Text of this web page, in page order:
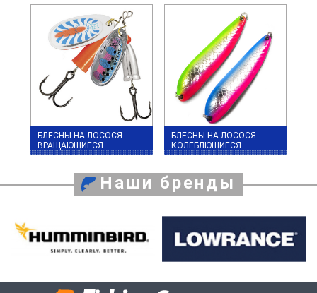
БЛЕСНЫ НА ЛОСОСЯ
ВРАЩАЮЩИЕСЯ
БЛЕСНЫ НА ЛОСОСЯ
КОЛЕБЛЮЩИЕСЯ
Наши бренды